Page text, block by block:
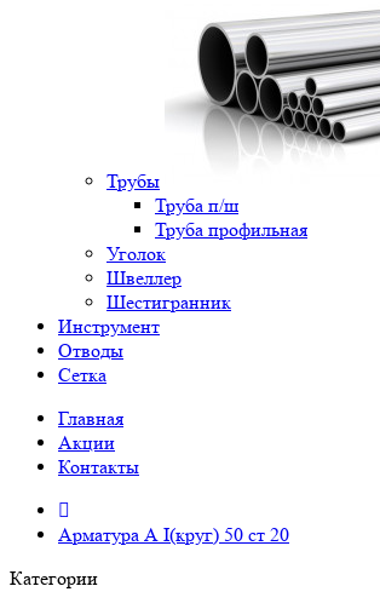
Трубы
Труба п/ш
Труба профильная
Уголок
Швеллер
Шестигранник
Инструмент
Отводы
Сетка
Главная
Акции
Контакты
Арматура А I(круг) 50 ст 20
Категории